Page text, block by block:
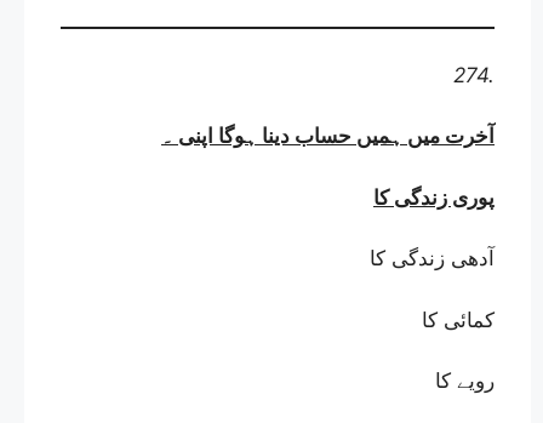
274.
آخرت میں ہمیں حساب دینا ہوگا اپنی ۔
پوری زندگی کا
آدھی زندگی کا
کمائی کا
رویے کا